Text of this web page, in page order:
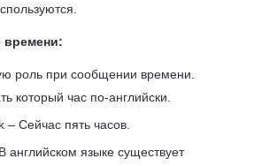
роль при сообщении времени.
который час по-английски.
– Сейчас пять часов.
В английском языке существует